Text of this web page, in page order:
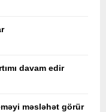
davam edir
məsləhət görür